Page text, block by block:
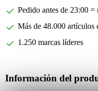
Pedido antes de 23:00 =
Más de 48.000 artículos
1.250 marcas líderes
Información del